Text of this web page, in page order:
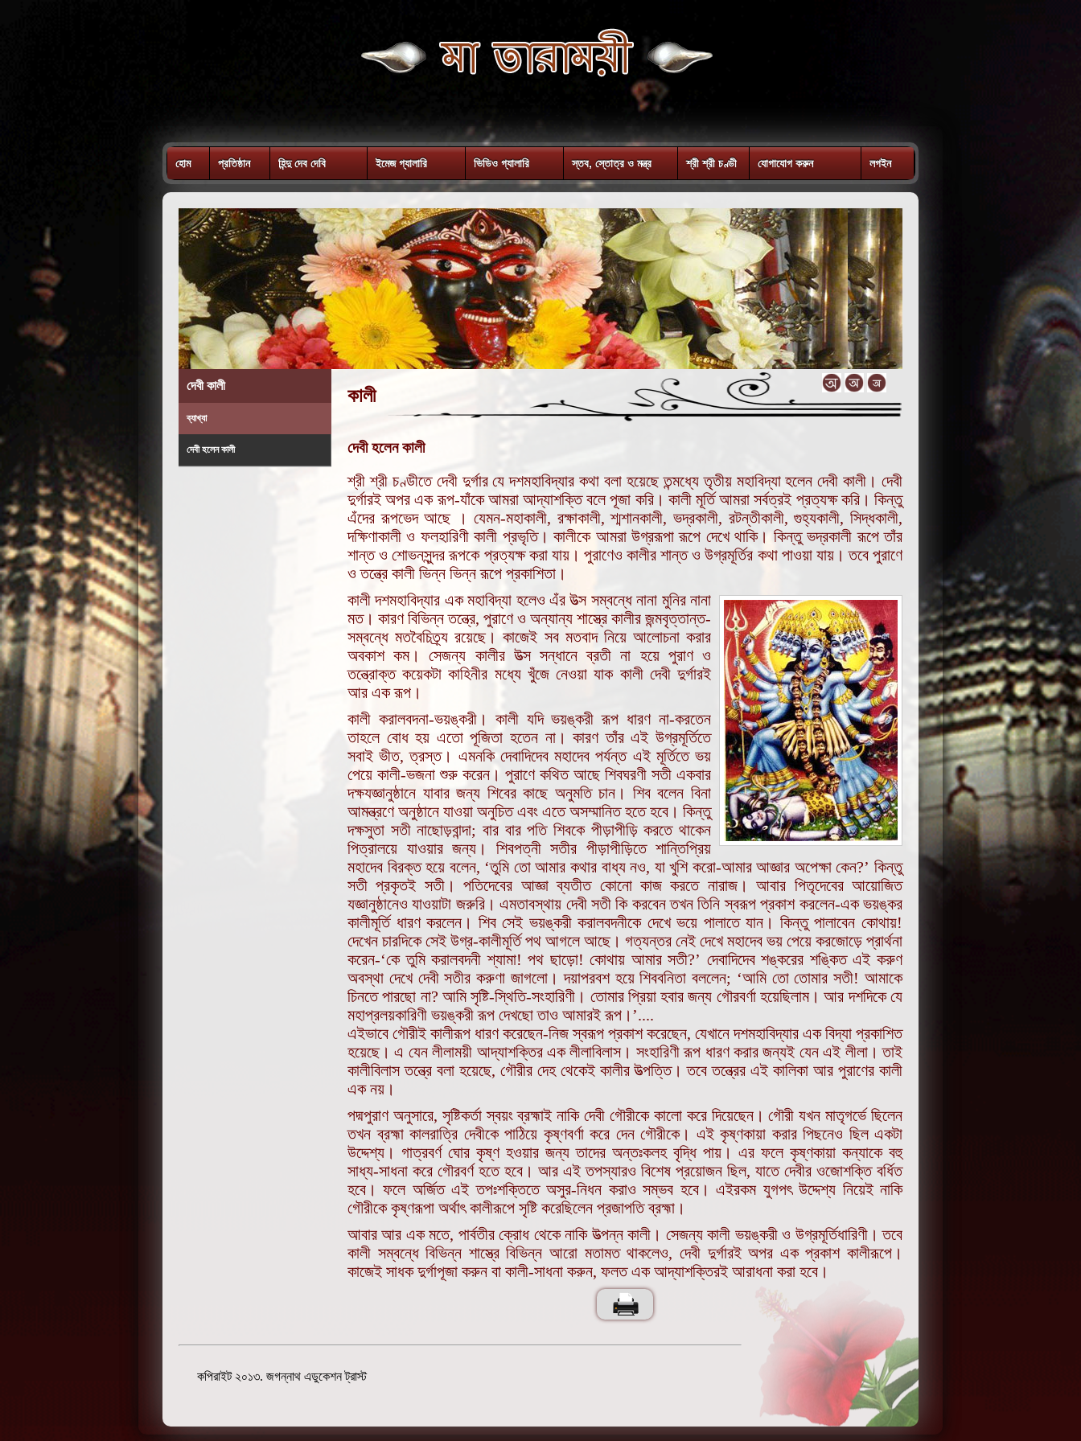
হোম প্রতিষ্ঠান হিন্দু দেব দেবি ইমেজ গ্যালারি ভিডিও গ্যালারি স্তব, স্তোত্র ও মন্ত্র শ্রী শ্রী চণ্ডী যোগাযোগ করুন লগইন
দেবী কালী
ব্যাখ্যা
দেবী হলেন কালী
কালী
দেবী হলেন কালী
শ্রী শ্রী চণ্ডীতে দেবী দুর্গার যে দশমহাবিদ্যার কথা বলা হয়েছে তন্মধ্যে তৃতীয় মহাবিদ্যা হলেন দেবী কালী। দেবী
দুর্গারই অপর এক রূপ-যাঁকে আমরা আদ্যাশক্তি বলে পূজা করি। কালী মূর্তি আমরা সর্বত্রই প্রত্যক্ষ করি। কিন্তু
এঁদের রূপভেদ আছে । যেমন-মহাকালী, রক্ষাকালী, শ্মশানকালী, ভদ্রকালী, রটন্তীকালী, গুহ্যকালী, সিদ্ধকালী,
দক্ষিণাকালী ও ফলহারিণী কালী প্রভৃতি। কালীকে আমরা উগ্ররূপা রূপে দেখে থাকি। কিন্তু ভদ্রকালী রূপে তাঁর
শান্ত ও শোভনসুন্দর রূপকে প্রত্যক্ষ করা যায়। পুরাণেও কালীর শান্ত ও উগ্রমূর্তির কথা পাওয়া যায়। তবে পুরাণে
ও তন্ত্রে কালী ভিন্ন ভিন্ন রূপে প্রকাশিতা।
কালী দশমহাবিদ্যার এক মহাবিদ্যা হলেও এঁর উত্স সম্বন্ধে নানা মুনির নানা
মত। কারণ বিভিন্ন তন্ত্রে, পুরাণে ও অন্যান্য শাস্ত্রে কালীর জন্মবৃত্তান্ত-
সম্বন্ধে মতবৈচিত্র্য রয়েছে। কাজেই সব মতবাদ নিয়ে আলোচনা করার
অবকাশ কম। সেজন্য কালীর উত্স সন্ধানে ব্রতী না হয়ে পুরাণ ও
তন্ত্রোক্ত কয়েকটা কাহিনীর মধ্যে খুঁজে নেওয়া যাক কালী দেবী দুর্গারই
আর এক রূপ।
কালী করালবদনা-ভয়ঙ্করী। কালী যদি ভয়ঙ্করী রূপ ধারণ না-করতেন
তাহলে বোধ হয় এতো পূজিতা হতেন না। কারণ তাঁর এই উগ্রমূর্তিতে
সবাই ভীত, ত্রস্ত। এমনকি দেবাদিদেব মহাদেব পর্যন্ত এই মূর্তিতে ভয়
পেয়ে কালী-ভজনা শুরু করেন। পুরাণে কথিত আছে শিবঘরণী সতী একবার
দক্ষযজ্ঞানুষ্ঠানে যাবার জন্য শিবের কাছে অনুমতি চান। শিব বলেন বিনা
আমন্ত্রণে অনুষ্ঠানে যাওয়া অনুচিত এবং এতে অসম্মানিত হতে হবে। কিন্তু
দক্ষসুতা সতী নাছোড়বান্দা; বার বার পতি শিবকে পীড়াপীড়ি করতে থাকেন
পিত্রালয়ে যাওয়ার জন্য। শিবপত্নী সতীর পীড়াপীড়িতে শান্তিপ্রিয়
মহাদেব বিরক্ত হয়ে বলেন, ‘তুমি তো আমার কথার বাধ্য নও, যা খুশি করো-আমার আজ্ঞার অপেক্ষা কেন?’ কিন্তু
সতী প্রকৃতই সতী। পতিদেবের আজ্ঞা ব্যতীত কোনো কাজ করতে নারাজ। আবার পিতৃদেবের আয়োজিত
যজ্ঞানুষ্ঠানেও যাওয়াটা জরুরি। এমতাবস্থায় দেবী সতী কি করবেন তখন তিনি স্বরূপ প্রকাশ করলেন-এক ভয়ঙ্কর
কালীমূর্তি ধারণ করলেন। শিব সেই ভয়ঙ্করী করালবদনীকে দেখে ভয়ে পালাতে যান। কিন্তু পালাবেন কোথায়!
দেখেন চারদিকে সেই উগ্র-কালীমূর্তি পথ আগলে আছে। গত্যন্তর নেই দেখে মহাদেব ভয় পেয়ে করজোড়ে প্রার্থনা
করেন-‘কে তুমি করালবদনী শ্যামা! পথ ছাড়ো! কোথায় আমার সতী?’ দেবাদিদেব শঙ্করের শঙ্কিত এই করুণ
অবস্থা দেখে দেবী সতীর করুণা জাগলো। দয়াপরবশ হয়ে শিববনিতা বললেন; ‘আমি তো তোমার সতী! আমাকে
চিনতে পারছো না? আমি সৃষ্টি-স্থিতি-সংহারিণী। তোমার প্রিয়া হবার জন্য গৌরবর্ণা হয়েছিলাম। আর দশদিকে যে
মহাপ্রলয়কারিণী ভয়ঙ্করী রূপ দেখছো তাও আমারই রূপ।’....
এইভাবে গৌরীই কালীরূপ ধারণ করেছেন-নিজ স্বরূপ প্রকাশ করেছেন, যেখানে দশমহাবিদ্যার এক বিদ্যা প্রকাশিত
হয়েছে। এ যেন লীলাময়ী আদ্যাশক্তির এক লীলাবিলাস। সংহারিণী রূপ ধারণ করার জন্যই যেন এই লীলা। তাই
কালীবিলাস তন্ত্রে বলা হয়েছে, গৌরীর দেহ থেকেই কালীর উত্পত্তি। তবে তন্ত্রের এই কালিকা আর পুরাণের কালী
এক নয়।
পদ্মপুরাণ অনুসারে, সৃষ্টিকর্তা স্বয়ং ব্রহ্মাই নাকি দেবী গৌরীকে কালো করে দিয়েছেন। গৌরী যখন মাতৃগর্ভে ছিলেন
তখন ব্রহ্মা কালরাত্রি দেবীকে পাঠিয়ে কৃষ্ণবর্ণা করে দেন গৌরীকে। এই কৃষ্ণকায়া করার পিছনেও ছিল একটা
উদ্দেশ্য। গাত্রবর্ণ ঘোর কৃষ্ণ হওয়ার জন্য তাদের অন্তঃকলহ বৃদ্ধি পায়। এর ফলে কৃষ্ণকায়া কন্যাকে বহু
সাধ্য-সাধনা করে গৌরবর্ণ হতে হবে। আর এই তপস্যারও বিশেষ প্রয়োজন ছিল, যাতে দেবীর ওজোশক্তি বর্ধিত
হবে। ফলে অর্জিত এই তপঃশক্তিতে অসুর-নিধন করাও সম্ভব হবে। এইরকম যুগপৎ উদ্দেশ্য নিয়েই নাকি
গৌরীকে কৃষ্ণরূপা অর্থাৎ কালীরূপে সৃষ্টি করেছিলেন প্রজাপতি ব্রহ্মা।
আবার আর এক মতে, পার্বতীর ক্রোধ থেকে নাকি উত্পন্ন কালী। সেজন্য কালী ভয়ঙ্করী ও উগ্রমূর্তিধারিণী। তবে
কালী সম্বন্ধে বিভিন্ন শাস্ত্রে বিভিন্ন আরো মতামত থাকলেও, দেবী দুর্গারই অপর এক প্রকাশ কালীরূপে।
কাজেই সাধক দুর্গাপূজা করুন বা কালী-সাধনা করুন, ফলত এক আদ্যাশক্তিরই আরাধনা করা হবে।
কপিরাইট ২০১৩. জগন্নাথ এডুকেশন ট্রাস্ট